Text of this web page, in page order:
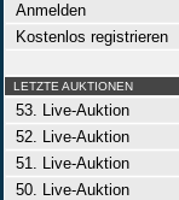
Anmelden
Kostenlos registrieren
LETZTE AUKTIONEN
53. Live-Auktion
52. Live-Auktion
51. Live-Auktion
50. Live-Auktion